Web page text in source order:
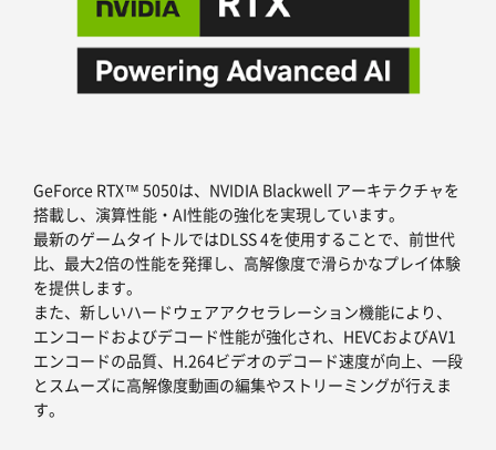
GeForce RTX™ 5050は、NVIDIA Blackwell アーキテクチャを
搭載し、演算性能・AI性能の強化を実現しています。
最新のゲームタイトルではDLSS 4を使用することで、前世代
比、最大2倍の性能を発揮し、高解像度で滑らかなプレイ体験
を提供します。
また、新しいハードウェアアクセラレーション機能により、
エンコードおよびデコード性能が強化され、HEVCおよびAV1
エンコードの品質、H.264ビデオのデコード速度が向上、一段
とスムーズに高解像度動画の編集やストリーミングが行えま
す。